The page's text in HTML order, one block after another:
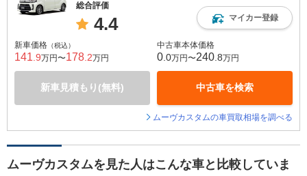
総合評価
4.4 マイカー登録
新車価格 （税込）
141 .9万円〜178 .2万円
新車見積もり(無料)
中古車本体価格
0 .0万円〜240 .8万円
中古車を検索
ムーヴカスタムの車買取相場を調べる
ムーヴカスタムを見た人はこんな車と比較していま